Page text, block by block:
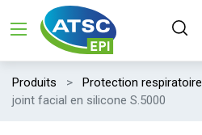
Produits Protection respiratoire
joint facial en silicone S.5000